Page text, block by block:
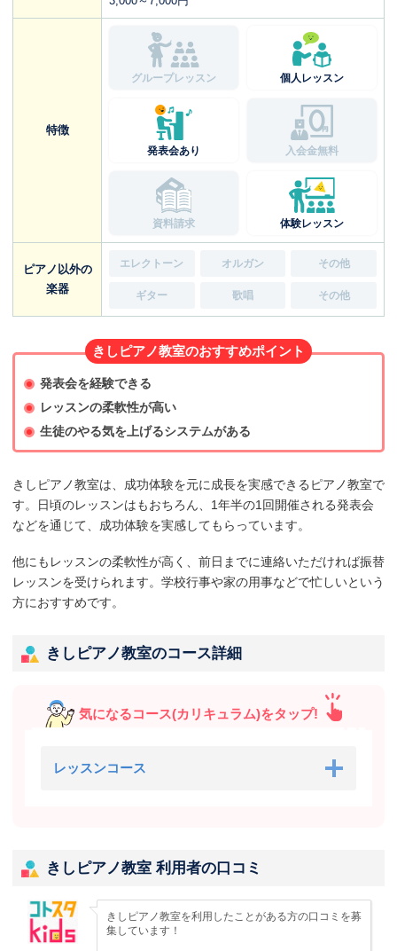
特徴
グループレッスン 個人レッスン
発表会あり 入会金無料
資料請求 体験レッスン
ピアノ以外の
楽器
エレクトーン オルガン その他
ギター 歌唱 その他
きしピアノ教室のおすすめポイント
発表会を経験できる
レッスンの柔軟性が高い
生徒のやる気を上げるシステムがある
きしピアノ教室は、成功体験を元に成長を実感できるピアノ教室で
す。日頃のレッスンはもおちろん、1年半の1回開催される発表会
などを通じて、成功体験を実感してもらっています。
他にもレッスンの柔軟性が高く、前日までに連絡いただければ振替
レッスンを受けられます。学校行事や家の用事などで忙しいという
方におすすめです。
きしピアノ教室のコース詳細
気になるコース(カリキュラム)をタップ!
レッスンコース
きしピアノ教室 利用者の口コミ
きしピアノ教室を利用したことがある方の口コミを募
集しています！